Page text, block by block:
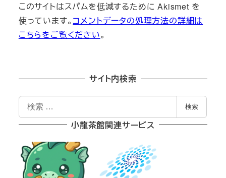
このサイトはスパムを低減するために Akismet を
使っています。 コメントデータの処理方法の詳細は
こちらをご覧ください。
サイト内検索
検
索
検索
小龍茶館関連サービス